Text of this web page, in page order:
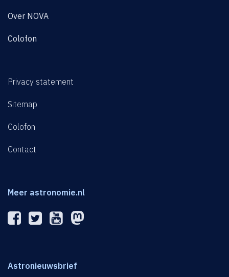
Over NOVA
Colofon
Privacy statement
Sitemap
Colofon
Contact
Meer astronomie.nl
Astronieuwsbrief